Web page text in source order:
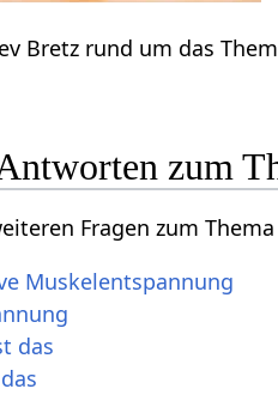
Bretz rund um das
zum
Fragen zum
Muskelentspannung
das